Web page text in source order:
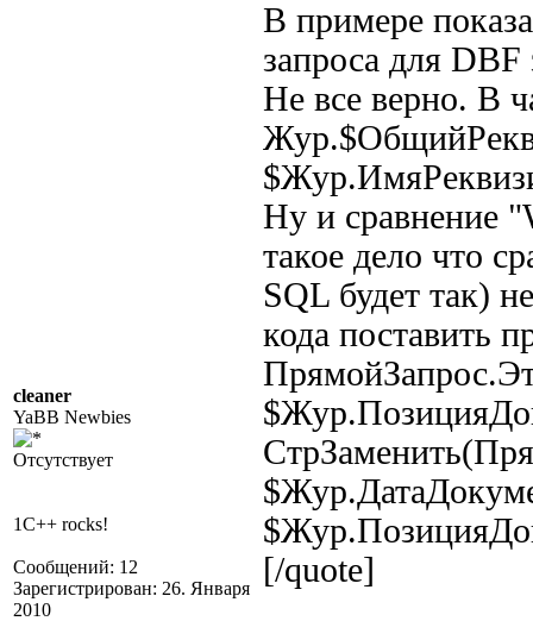
cleaner
YaBB Newbies
Отсутствует
1C++ rocks!
Сообщений: 12
Зарегистрирован: 26. Января
2010
В примере
запроса для
Не все верно. В
Ну и сравнение
такое дело что
SQL будет так)
кода поставить
[/quote]